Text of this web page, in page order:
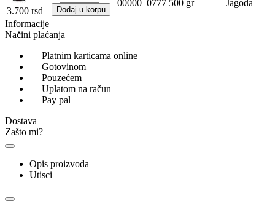
3.700 rsd Dodaj u korpu
00000_0777 500 gr
Jagoda
Informacije
Načini plaćanja
— Platnim karticama online
— Gotovinom
— Pouzećem
— Uplatom na račun
— Pay pal
Dostava
Zašto mi?
Opis proizvoda
Utisci